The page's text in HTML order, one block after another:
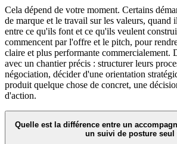
Cela dépend de votre moment. Certains
de marque et le travail sur les valeurs, quand
entre ce qu'ils font et ce qu'ils veulent
commencent par l'offre et le pitch, pour
claire et plus performante commercialement.
avec un chantier précis : structurer leurs
négociation, décider d'une orientation
produit quelque chose de concret, une
d'action.
Quelle est la différence entre un
un suivi de posture seul